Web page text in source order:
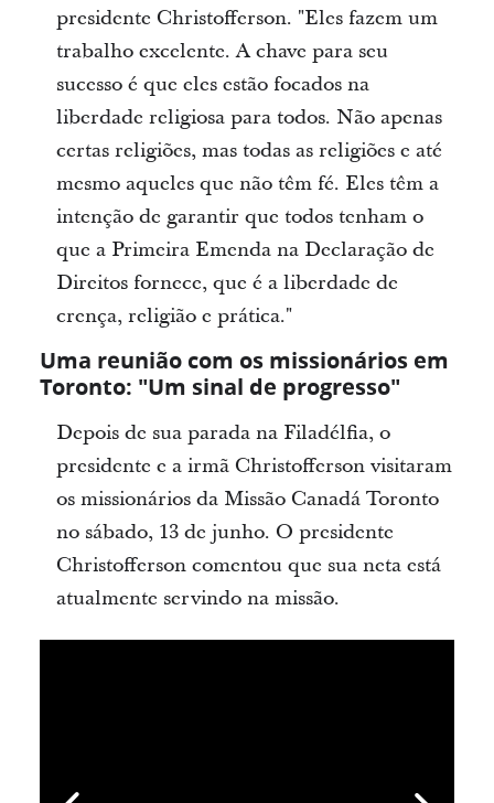
presidente Christofferson. "Eles fazem um
trabalho excelente. A chave para seu
sucesso é que eles estão focados na
liberdade religiosa para todos. Não apenas
certas religiões, mas todas as religiões e até
mesmo aqueles que não têm fé. Eles têm a
intenção de garantir que todos tenham o
que a Primeira Emenda na Declaração de
Direitos fornece, que é a liberdade de
crença, religião e prática."
Uma reunião com os missionários em
Toronto: "Um sinal de progresso"
Depois de sua parada na Filadélfia, o
presidente e a irmã Christofferson visitaram
os missionários da Missão Canadá Toronto
no sábado, 13 de junho. O presidente
Christofferson comentou que sua neta está
atualmente servindo na missão.